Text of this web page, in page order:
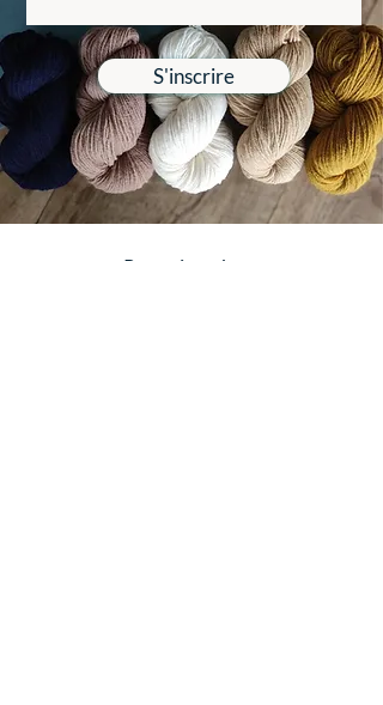
S'inscrire
Revenir en haut